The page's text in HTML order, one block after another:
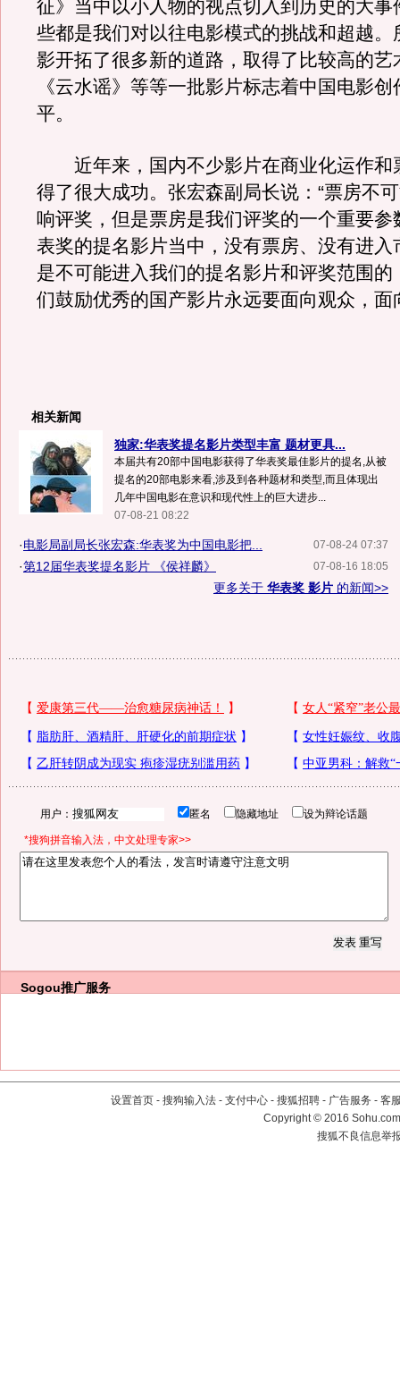
征》当中以小人物的视点切入到历史的大事
些都是我们对以往电影模式的挑战和超越。
影开拓了很多新的道路，取得了比较高的艺
《云水谣》等等一批影片标志着中国电影
平。
近年来，国内不少影片在商业化运作和
得了很大成功。张宏森副局长说：“票房不
响评奖，但是票房是我们评奖的一个重要参
表奖的提名影片当中，没有票房、没有进入
是不可能进入我们的提名影片和评奖范围的
们鼓励优秀的国产影片永远要面向观众，面
相关新闻
独家:华表奖提名影片类型丰富 题材更具...
本届共有20部中国电影获得了华表奖最佳影片的提名,从被
提名的20部电影来看,涉及到各种题材和类型,而且体现出
几年中国电影在意识和现代性上的巨大进步...
07-08-21 08:22
07-08-24 07:37
·电影局副局长张宏森:华表奖为中国电影把...
07-08-16 18:05
·第12届华表奖提名影片 《侯祥麟》
更多关于 华表奖 影片 的新闻>>
用户： 匿名 隐藏地址 设为辩论话题
*搜狗拼音输入法，中文处理专家>>
Sogou推广服务
设置首页 - 搜狗输入法 - 支付中心 - 搜狐招聘 - 广告服务 - 客
Copyright©2016
搜狐不良信息举